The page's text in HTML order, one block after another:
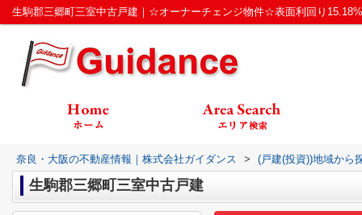
奈良・大阪の不動産情報｜株式会社ガイダンス > (戸建(投資))地域から
生駒郡三郷町三室中古戸建